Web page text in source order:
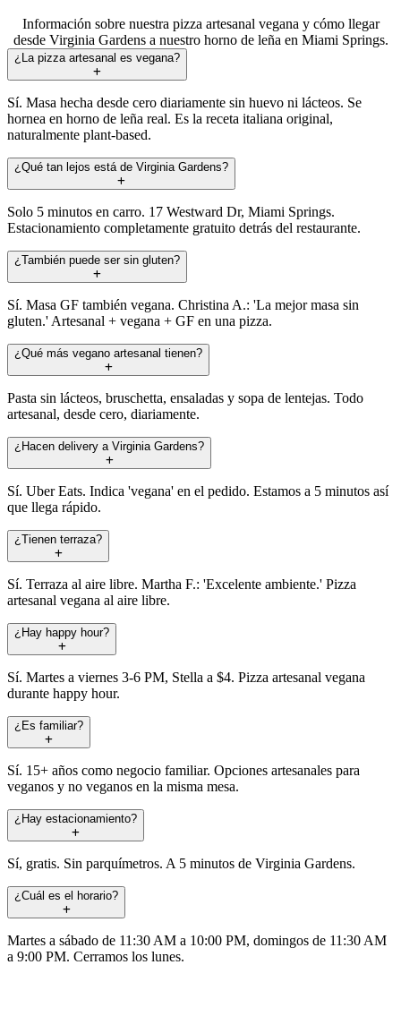
Información sobre nuestra pizza artesanal vegana y cómo llegar
desde Virginia Gardens a nuestro horno de leña en Miami Springs.
¿La pizza artesanal es vegana?
Sí. Masa hecha desde cero diariamente sin huevo ni lácteos. Se
hornea en horno de leña real. Es la receta italiana original,
naturalmente plant-based.
¿Qué tan lejos está de Virginia Gardens?
Solo 5 minutos en carro. 17 Westward Dr, Miami Springs.
Estacionamiento completamente gratuito detrás del restaurante.
¿También puede ser sin gluten?
Sí. Masa GF también vegana. Christina A.: 'La mejor masa sin
gluten.' Artesanal + vegana + GF en una pizza.
¿Qué más vegano artesanal tienen?
Pasta sin lácteos, bruschetta, ensaladas y sopa de lentejas. Todo
artesanal, desde cero, diariamente.
¿Hacen delivery a Virginia Gardens?
Sí. Uber Eats. Indica 'vegana' en el pedido. Estamos a 5 minutos así
que llega rápido.
¿Tienen terraza?
Sí. Terraza al aire libre. Martha F.: 'Excelente ambiente.' Pizza
artesanal vegana al aire libre.
¿Hay happy hour?
Sí. Martes a viernes 3-6 PM, Stella a $4. Pizza artesanal vegana
durante happy hour.
¿Es familiar?
Sí. 15+ años como negocio familiar. Opciones artesanales para
veganos y no veganos en la misma mesa.
¿Hay estacionamiento?
Sí, gratis. Sin parquímetros. A 5 minutos de Virginia Gardens.
¿Cuál es el horario?
Martes a sábado de 11:30 AM a 10:00 PM, domingos de 11:30 AM
a 9:00 PM. Cerramos los lunes.